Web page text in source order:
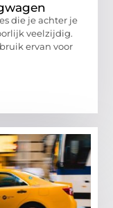
die je achter je
veelzijdig.
ervan voor